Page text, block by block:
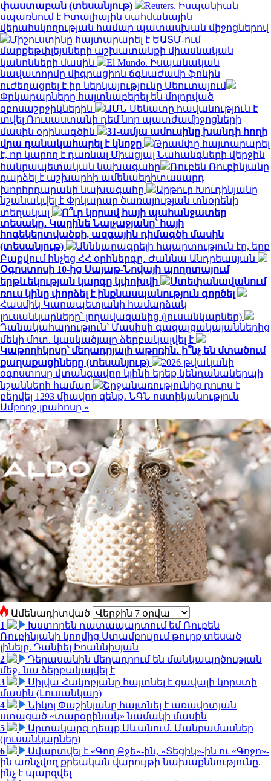
փաստաբան (տեսանյութ)
Reuters. Իսպանիան
սպառնում է Իտալիային սահմանային
վերահսկողության համար պատասխան միջոցներով
Միշուստինը հայտարարել է ԵԱՏՄ-ում
մարքեթփլեյսների աշխատանքի միասնական
կանոնների մասին
El Mundo. Իսպանական
նավատորմը միգրացիոն ճգնաժամի ֆոնին
ուժեղացրել է իր ներկայությունը Սեուտայում
Փրկարարները հայտնաբերել են մոլորված
զբոսաշրջիկներին
ԱՄՆ Սենատը հավանություն է
տվել Ռուսաստանի դեմ նոր պատժամիջոցների
մասին օրինագծին
31-ամյա ամուսինը խանդի հողի
վրա դանակահարել է կնոջը
Թրամփը հայտարարել
է, որ կարող է դառնալ Միացյալ Նահանգների վերջին
հանրապետական ​​նախագահը
Ռուբեն Ռուբինյանը
դարձել է աշխարհի ամենաերիտասարդ
խորհրդարանի նախագահը
Արթուր Խուդինյանը
նշանակվել է Փրկարար ծառայության տնօրենի
տեղակալ
Ո՞ւր կորավ հայի պահանջատեր
տեսակը․ Կարինե Նալչաջյանը՝ հայի
հոգեկերտվածքի, ազգային դիմագծի մասին
(տեսանյութ)
Աննկարագրելի հպարտություն էր, երբ
Բաքվում հնչեց ՀՀ օրհներգը․ Ժաննա Անդրեասյան
Օգոստոսի 10-ից Սայաթ-Նովայի պողոտայում
երթևեկության կարգը կփոխվի
Ստեփանավանում
ռուս կինը փորձել է ինքնասպանություն գործել
Հասմիկ Կարապետյանի համարձակ
լուսանկարները՝ լողավազանից (լուսանկարներ)
Դանակահարություն՝ Մասիսի գազալցակայաններից
մեկի մոտ. կասկածյալը ձերբակալվել է
Կաթողիկոսը՝ մեղադրյալի աթոռին․ ի՞նչ են մտածում
քաղաքացիները (տեսանյութ)
2026 թվականի
օգոստոսը վտանգավոր կլինի երեք կենդանակերպի
նշանների համար
Շրջանառությունից դուրս է
բերվել 1293 միավոր զենք․ ՆԳՆ ոստիկանություն
Ամբողջ լրահոսը »
Ամենադիտված
1
Խստորեն դատապարտում եմ Ռուբեն
Ռուբինյանի կողմից Ստամբուլում թուրք տեսած
լինելը. Դանիել Իոաննիսյան
2
Դերասանին մեղադրում են մանկապղծության
մեջ․ նա ձերբակալվել է
3
Սիլվա Հակոբյանը հայտնել է ցավալի կորստի
մասին (Լուսանկար)
4
Նիկոլ Փաշինյանը հայտնել է առավոտյան
ստացած «տարօրինակ» նամակի մասին
5
Արտակարգ դեպք Սևանում. Մանրամասներ
(լուսանկարներ)
6
Ավարտվել է «Գող Բջե»-ին, «Տեցիկ»-ին ու «Գոջո»-
ին առնչվող քրեական վարույթի նախաքննությունը.
ինչ է պարզվել